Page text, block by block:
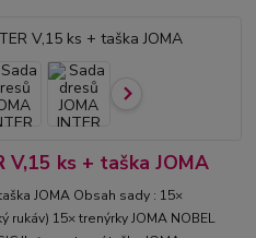
V,15 ks + taška JOMA
JOMA Obsah sady : 15×
rukáv) 15× trenýrky JOMA NOBEL